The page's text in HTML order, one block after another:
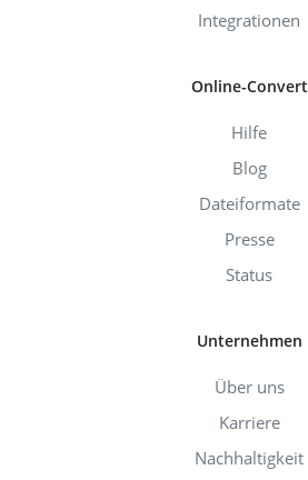
Integrationen
Online-Convert
Hilfe
Blog
Dateiformate
Presse
Status
Unternehmen
Über uns
Karriere
Nachhaltigkeit